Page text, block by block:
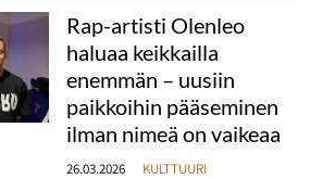
Rap-artisti Olenleo
haluaa keikkailla
enemmän – uusiin
paikkoihin pääseminen
ilman nimeä on vaikeaa
26.03.2026 KULTTUURI